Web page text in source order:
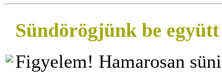
Sündörögjünk be
Figyelem! Hamarosan